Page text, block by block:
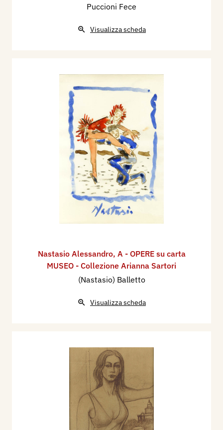
Puccioni Fece
Visualizza scheda
Nastasio Alessandro, A - OPERE su carta
MUSEO - Collezione Arianna Sartori
(Nastasio) Balletto
Visualizza scheda